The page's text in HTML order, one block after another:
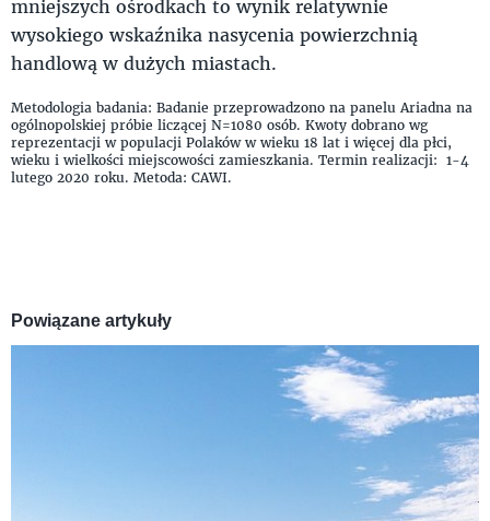
mniejszych ośrodkach to wynik relatywnie
wysokiego wskaźnika nasycenia powierzchnią
handlową w dużych miastach.
Metodologia badania: Badanie przeprowadzono na panelu Ariadna na
ogólnopolskiej próbie liczącej N=1080 osób. Kwoty dobrano wg
reprezentacji w populacji Polaków w wieku 18 lat i więcej dla płci,
wieku i wielkości miejscowości zamieszkania. Termin realizacji: 1-4
lutego 2020 roku. Metoda: CAWI.
Powiązane artykuły